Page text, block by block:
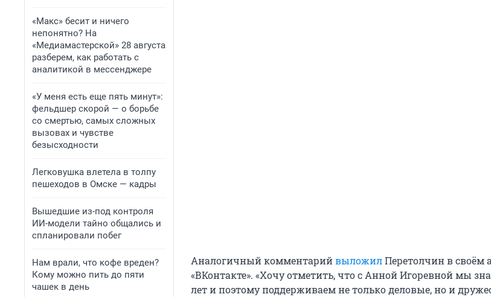
«Макс» бесит и ничего
непонятно? На
«Медиамастерской» 28 августа
разберем, как работать с
аналитикой в мессенджере
«У меня есть еще пять минут»:
фельдшер скорой — о борьбе
со смертью, самых сложных
вызовах и чувстве
безысходности
Легковушка влетела в толпу
пешеходов в Омске — кадры
Вышедшие из-под контроля
ИИ-модели тайно общались и
спланировали побег
Нам врали, что кофе вреден?
Кому можно пить до пяти
чашек в день
Аналогичный комментарийвыложилПеретолчин в своём
«ВКонтакте». «Хочу отметить, что с Анной Игоревной мы
лет и поэтому поддерживаем не только деловые, но и